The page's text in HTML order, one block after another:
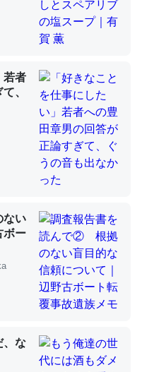
が違うのか？
＝「昆虫はなぜ海にいな
量に使う脊椎動物と貝
と殻を無くしてナメク
＝「昆虫はなぜ海にいな
でたまに覗いてる。ぼ
あと、Googleマップで
67歳と僕。ITツール導入で
tayorini by LIFULL介護
若者
、
い
ボー
、な